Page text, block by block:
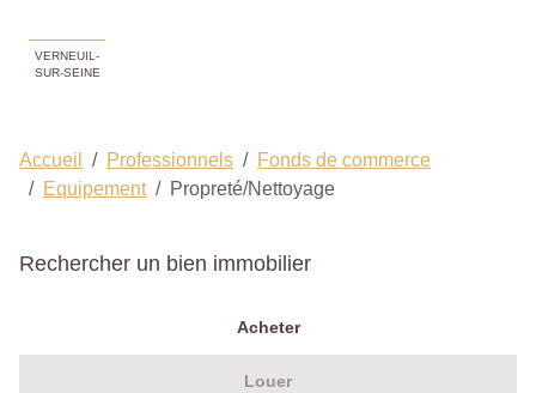
VERNEUIL-
SUR-SEINE
Accueil Professionnels
Fonds de commerce
Equipement
Propreté/Nettoyage
Rechercher un bien immobilier
Acheter
Louer